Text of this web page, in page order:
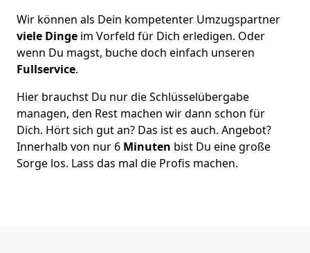
Wir können als Dein kompetenter Umzugspartner
viele Dinge im Vorfeld für Dich erledigen. Oder
wenn Du magst, buche doch einfach unseren
Fullservice.
Hier brauchst Du nur die Schlüsselübergabe
managen, den Rest machen wir dann schon für
Dich. Hört sich gut an? Das ist es auch. Angebot?
Innerhalb von nur 6 Minuten bist Du eine große
Sorge los. Lass das mal die Profis machen.